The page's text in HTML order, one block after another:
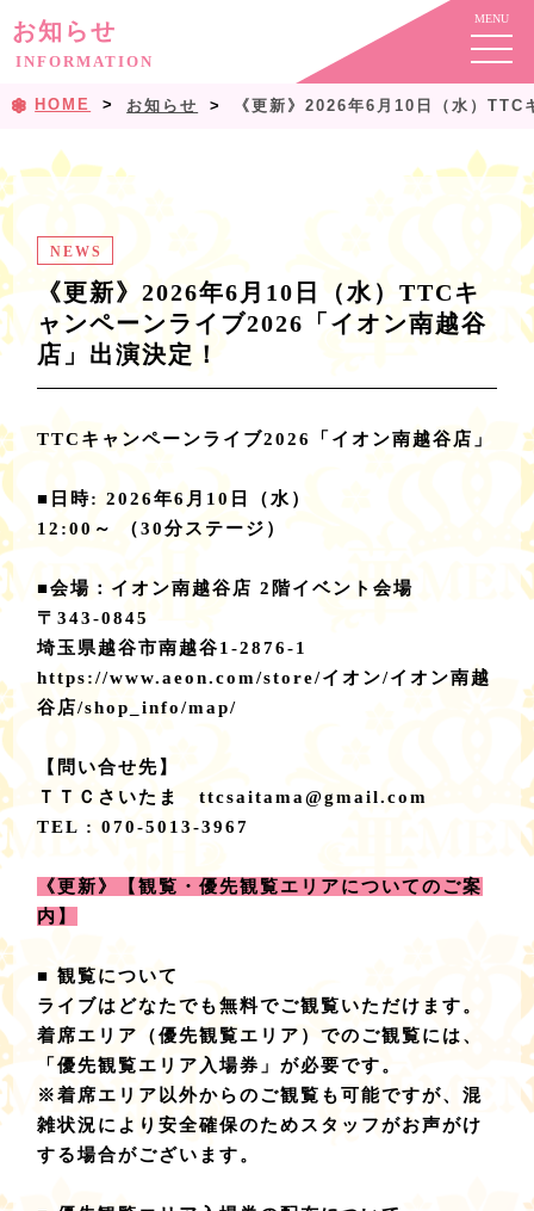
お知らせ
INFORMATION
HOME お知らせ 《更新》2026年6月10日（水）
NEWS
《更新》2026年6月10日（水）TTCキ
ャンペーンライブ2026「イオン南越谷
店」出演決定！
TTCキャンペーンライブ2026「イオン南越谷店」
■日時: 2026年6月10日（水）
12:00～ （30分ステージ）
■会場：イオン南越谷店 2階イベント会場
〒343-0845
埼玉県越谷市南越谷1-2876-1
https://www.aeon.com/store/イオン/イオン南越
谷店/shop_info/map/
【問い合せ先】
ＴＴＣさいたま ttcsaitama@gmail.com
TEL : 070-5013-3967
《更新》【観覧・優先観覧エリアについてのご案
内】
■ 観覧について
ライブはどなたでも無料でご観覧いただけます。
着席エリア（優先観覧エリア）でのご観覧には、
「優先観覧エリア入場券」が必要です。
※着席エリア以外からのご観覧も可能ですが、混
雑状況により安全確保のためスタッフがお声がけ
する場合がございます。